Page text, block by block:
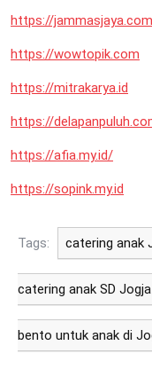
https://jammasjaya.com
https://wowtopik.com
https://mitrakarya.id
https://
https://afia.my.id/
https://sopink.my.id
Tags: catering anak
catering anak SD
bento untuk anak di